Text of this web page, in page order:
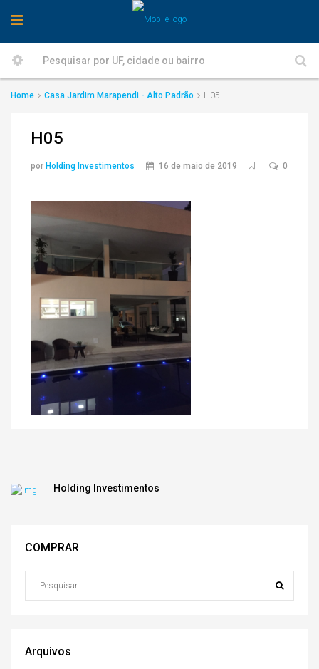
Home Casa Jardim Marapendi - Alto Padrão H05
H05
por Holding Investimentos 16 de maio de 2019 0
Holding Investimentos
COMPRAR
Arquivos